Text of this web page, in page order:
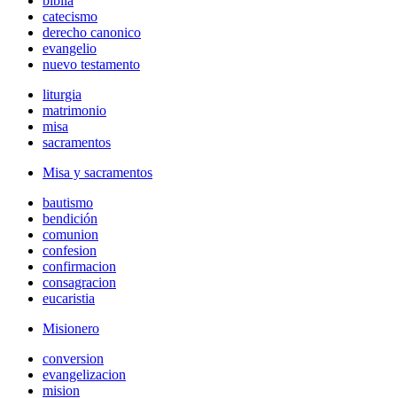
catecismo
derecho canonico
evangelio
nuevo testamento
liturgia
matrimonio
misa
sacramentos
Misa y sacramentos
bautismo
bendición
comunion
confesion
confirmacion
consagracion
eucaristia
Misionero
conversion
evangelizacion
mision